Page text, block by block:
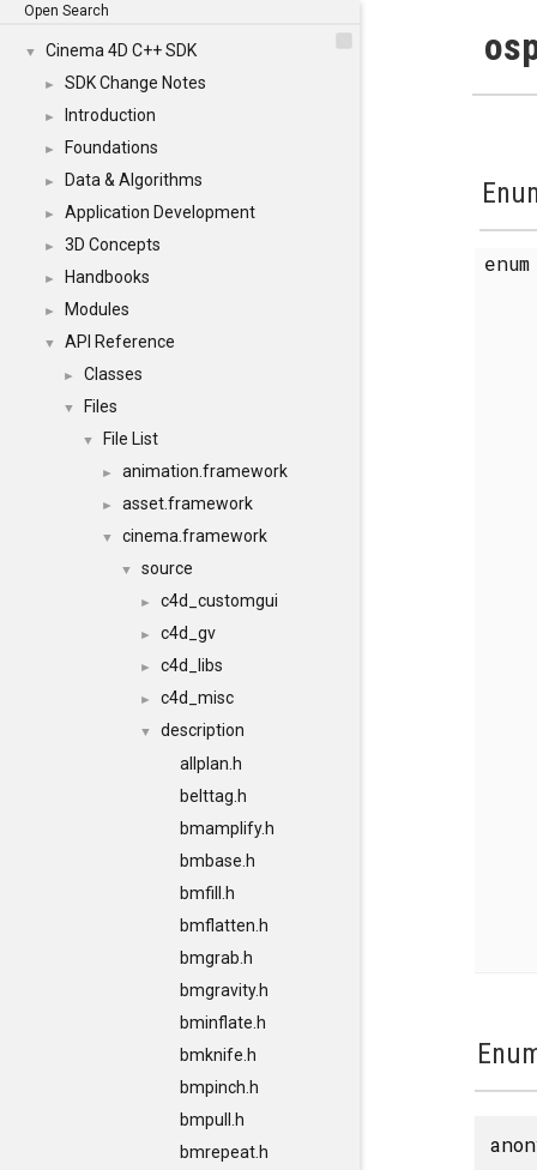
Open Search
▼ Cinema 4D C++ SDK
► SDK Change Notes
► Introduction
► Foundations
► Data & Algorithms
► Application Development
► 3D Concepts
► Handbooks
► Modules
▼ API Reference
► Classes
▼ Files
▼ File List
► animation.framework
► asset.framework
▼ cinema.framework
▼ source
► c4d_customgui
► c4d_gv
► c4d_libs
► c4d_misc
▼
description
allplan.h
belttag.h
bmamplify.h
bmbase.h
bmfill.h
bmflatten.h
bmgrab.h
bmgravity.h
bminflate.h
bmknife.h
bmpinch.h
bmpull.h
bmrepeat.h